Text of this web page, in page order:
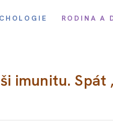
RODINA A
imunitu. Spát